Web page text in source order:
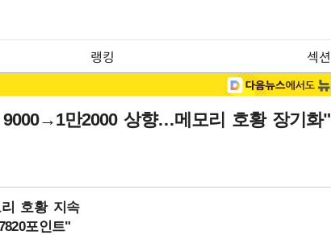
랭킹 섹션
만2000 상향…메모리 호황 장기화"
호황 지속
포인트"